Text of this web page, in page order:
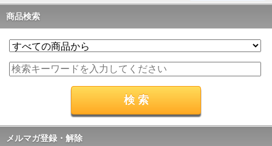
商品検索
メルマガ登録・解除